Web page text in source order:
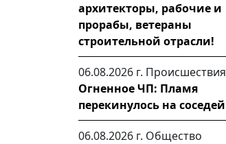
архитекторы, рабочие и
прорабы, ветераны
строительной отрасли!
06.08.2026 г. Происшествия
Огненное ЧП: Пламя
перекинулось на соседей
06.08.2026 г. Общество